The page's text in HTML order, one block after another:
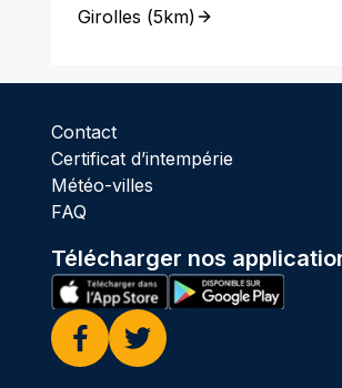
Girolles (5km)
Contact
Certificat d’intempérie
Météo-villes
FAQ
Télécharger nos
Facebook
Twitter